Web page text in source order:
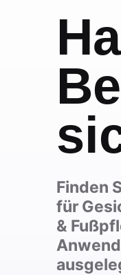
Finden
für
&